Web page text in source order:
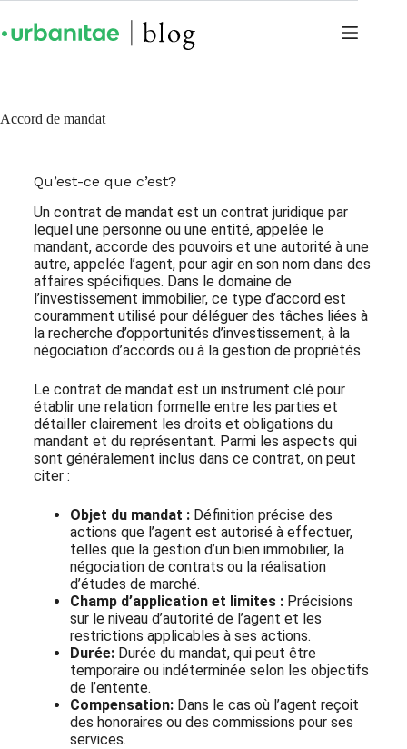
Accord de mandat
Qu’est-ce que c’est?
Un contrat de mandat est un contrat juridique par
lequel une personne ou une entité, appelée le
mandant, accorde des pouvoirs et une autorité à une
autre, appelée l’agent, pour agir en son nom dans des
affaires spécifiques. Dans le domaine de
l’investissement immobilier, ce type d’accord est
couramment utilisé pour déléguer des tâches liées à
la recherche d’opportunités d’investissement, à la
négociation d’accords ou à la gestion de propriétés.
Le contrat de mandat est un instrument clé pour
établir une relation formelle entre les parties et
détailler clairement les droits et obligations du
mandant et du représentant. Parmi les aspects qui
sont généralement inclus dans ce contrat, on peut
citer :
Objet du mandat :Définition précise des
actions que l’agent est autorisé à effectuer,
telles que la gestion d’un bien immobilier, la
négociation de contrats ou la réalisation
d’études de marché.
Champ d’application et limites :Précisions
sur le niveau d’autorité de l’agent et les
restrictions applicables à ses actions.
Durée:Durée du mandat, qui peut être
temporaire ou indéterminée selon les objectifs
de l’entente.
Compensation:Dans le cas où l’agent reçoit
des honoraires ou des commissions pour ses
services.